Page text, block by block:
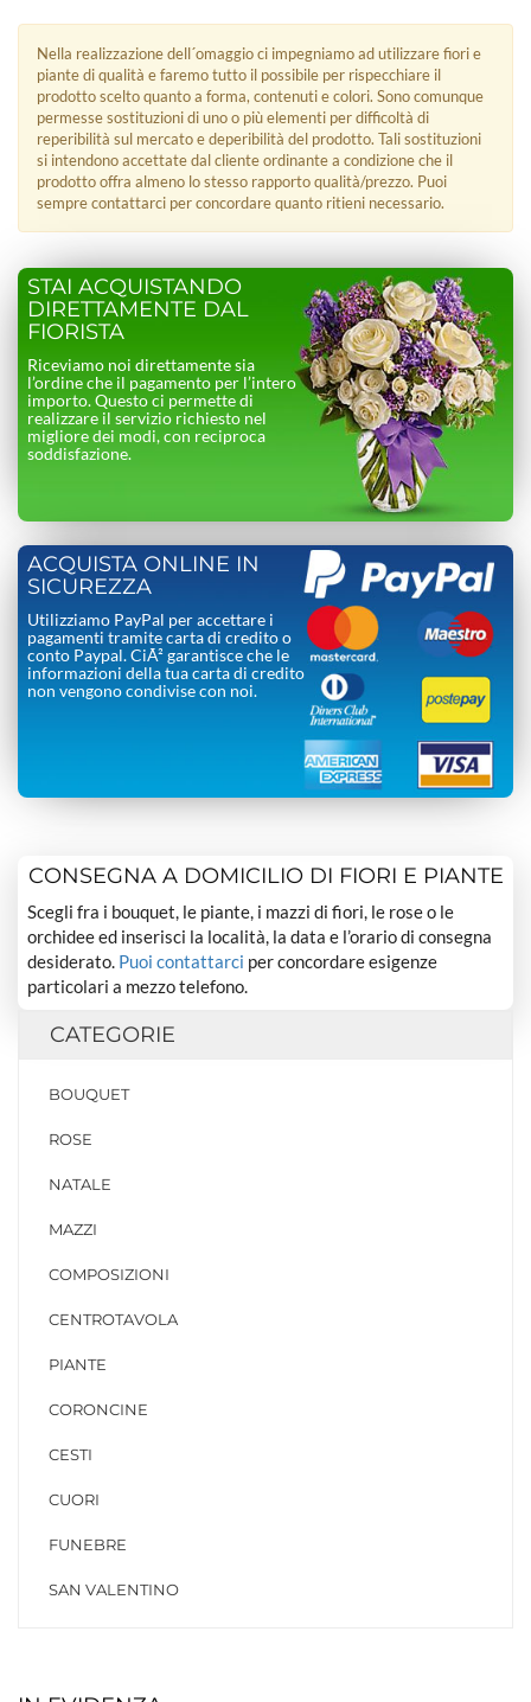
Nella realizzazione dell´omaggio ci impegniamo ad utilizzare fiori e
piante di qualità e faremo tutto il possibile per rispecchiare il
prodotto scelto quanto a forma, contenuti e colori. Sono comunque
permesse sostituzioni di uno o più elementi per difficoltà di
reperibilità sul mercato e deperibilità del prodotto. Tali sostituzioni
si intendono accettate dal cliente ordinante a condizione che il
prodotto offra almeno lo stesso rapporto qualità/prezzo. Puoi
sempre contattarci per concordare quanto ritieni necessario.
STAI ACQUISTANDO
DIRETTAMENTE DAL
FIORISTA
Riceviamo noi direttamente sia
l’ordine che il pagamento per l’intero
importo. Questo ci permette di
realizzare il servizio richiesto nel
migliore dei modi, con reciproca
soddisfazione.
ACQUISTA ONLINE IN
SICUREZZA
Utilizziamo PayPal per accettare i
pagamenti tramite carta di credito o
conto Paypal. CiÃ² garantisce che le
informazioni della tua carta di credito
non vengono condivise con noi.
CONSEGNA A DOMICILIO DI FIORI E PIANTE
Scegli fra i bouquet, le piante, i mazzi di fiori, le rose o le
orchidee ed inserisci la località, la data e l’orario di consegna
desiderato. Puoi contattarci per concordare esigenze
particolari a mezzo telefono.
CATEGORIE
BOUQUET
ROSE
NATALE
MAZZI
COMPOSIZIONI
CENTROTAVOLA
PIANTE
CORONCINE
CESTI
CUORI
FUNEBRE
SAN VALENTINO